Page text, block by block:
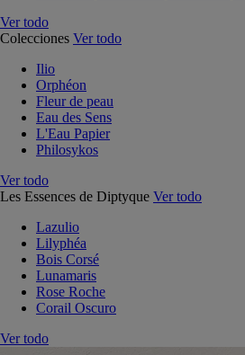
Ver todo
Colecciones Ver todo
Ilio
Orphéon
Fleur de peau
Eau des Sens
L'Eau Papier
Philosykos
Ver todo
Les Essences de Diptyque Ver todo
Lazulio
Lilyphéa
Bois Corsé
Lunamaris
Rose Roche
Corail Oscuro
Ver todo